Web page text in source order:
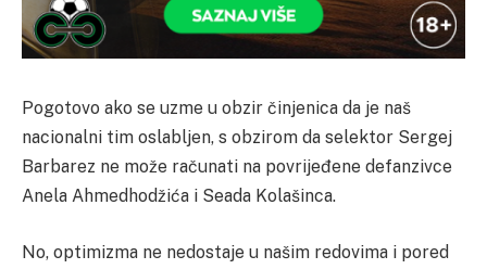
Pogotovo ako se uzme u obzir činjenica da je naš
nacionalni tim oslabljen, s obzirom da selektor Sergej
Barbarez ne može računati na povrijeđene defanzivce
Anela Ahmedhodžića i Seada Kolašinca.
No, optimizma ne nedostaje u našim redovima i pored